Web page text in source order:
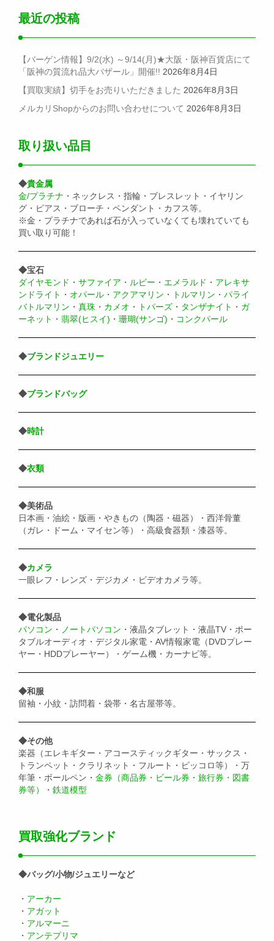
最近の投稿
【バーゲン情報】9/2(水) ～9/14(月)★大阪・阪神百貨店にて
「阪神の質流れ品大バザール」開催!! 2026年8月4日
【買取実績】切手をお売りいただきました 2026年8月3日
メルカリShopからのお問い合わせについて 2026年8月3日
取り扱い品目
◆貴金属
金/プラチナ ・ネックレス・指輪・ブレスレット・イヤリン
グ・ピアス・ブローチ・ペンダント・カフス等。
※金・プラチナであれば石が入っていなくても壊れていても
買い取り可能！
◆宝石
ダイヤモンド ・ サファイア ・ ルビー ・ エメラルド ・ アレキサ
ンドライト ・ オパール ・ アクアマリン ・ トルマリン ・ パライ
バトルマリン ・ 真珠 ・ カメオ ・ トパーズ ・ タンザナイト ・ ガ
ーネット ・ 翡翠(ヒスイ) ・ 珊瑚(サンゴ) ・ コンクパール
◆ブランドジュエリー
◆ブランドバッグ
◆時計
◆衣類
◆美術品
日本画・油絵・版画・やきもの（陶器・磁器）・西洋骨董
（ガレ・ドーム・マイセン等）・高級食器類・漆器等。
◆カメラ
一眼レフ・レンズ・デジカメ・ビデオカメラ等。
◆電化製品
パソコン ・ ノートパソコン ・液晶タブレット・液晶TV・ポー
タブルオーディオ・デジタル家電・AV情報家電（DVDプレー
ヤー・HDDプレーヤー）・ゲーム機・カーナビ等。
◆和服
留袖・小紋・訪問着・袋帯・名古屋帯等。
◆その他
楽器（エレキギター・アコースティックギター・サックス・
トランペット・クラリネット・フルート・ピッコロ等）・万
年筆・ボールペン・ 金券（商品券・ビール券・旅行券・図書
券等）
・ 鉄道模型
買取強化ブランド
◆バッグ/小物/ジュエリーなど
・ アーカー
・ アガット
・ アルマーニ
・ アンテプリマ